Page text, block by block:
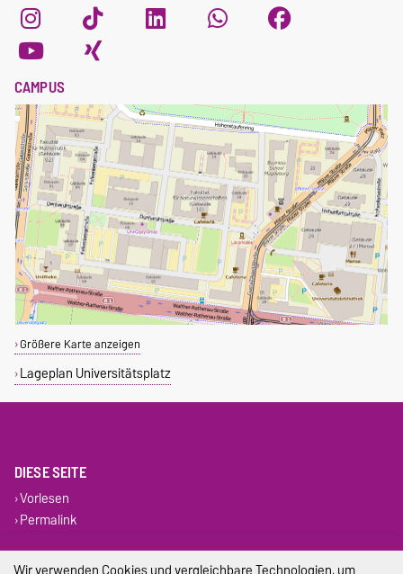
CAMPUS
Größere Karte anzeigen
Lageplan Universitätsplatz
DIESE SEITE
Vorlesen
Permalink
Impressum